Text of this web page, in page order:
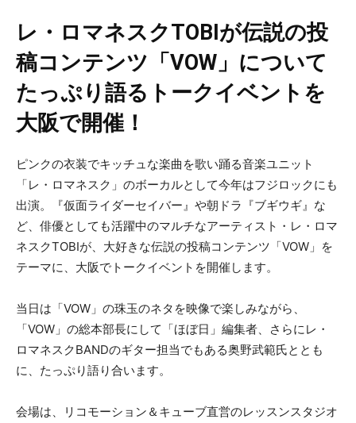
レ・ロマネスクTOBIが伝説の投
稿コンテンツ「VOW」について
たっぷり語るトークイベントを
大阪で開催！
ピンクの衣装でキッチュな楽曲を歌い踊る音楽ユニット
「レ・ロマネスク」のボーカルとして今年はフジロックにも
出演。『仮面ライダーセイバー』や朝ドラ『ブギウギ』な
ど、俳優としても活躍中のマルチなアーティスト・レ・ロマ
ネスクTOBIが、大好きな伝説の投稿コンテンツ「VOW」を
テーマに、大阪でトークイベントを開催します。
当日は「VOW」の珠玉のネタを映像で楽しみながら、
「VOW」の総本部長にして「ほぼ日」編集者、さらにレ・
ロマネスクBANDのギター担当でもある奥野武範氏ととも
に、たっぷり語り合います。
会場は、リコモーション＆キューブ直営のレッスンスタジオ